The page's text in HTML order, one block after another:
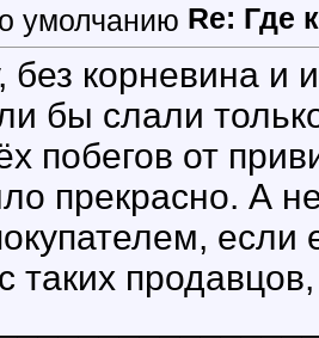
Re: Где
без корневина и
бы слали
побегов от
прекрасно. А
если
таких